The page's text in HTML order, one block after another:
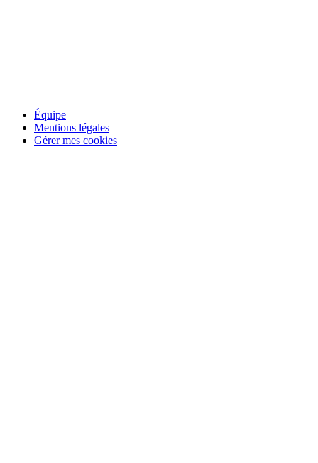
Équipe
Mentions légales
Gérer mes cookies